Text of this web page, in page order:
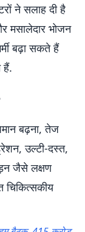
ने सलाह दी है
मसालेदार भोजन
बढ़ा सकते हैं
हैं.
बढ़ना, तेज
उल्टी-दस्त,
जैसे लक्षण